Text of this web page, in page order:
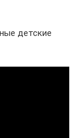
детские